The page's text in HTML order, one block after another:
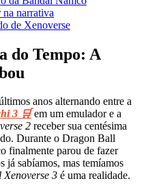
narrativa
de Xenoverse
do Tempo: A
anos alternando entre a
3 🛒em um emulador e a
2 receber sua centésima
Durante o Dragon Ball
finalmente parou de fazer
já sabíamos, mas temíamos
3 é uma realidade.